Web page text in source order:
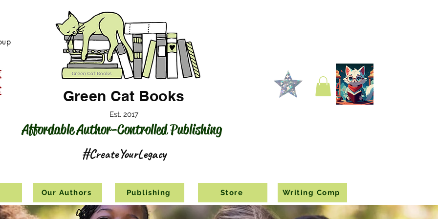
Green Cat Books
Est. 2017
#CreateYourLegacy
Affordable Author-Controlled Publishing
Our Authors Publishing Store Writing Comp